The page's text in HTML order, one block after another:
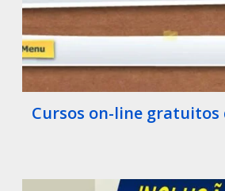
Cursos on-line gratuitos